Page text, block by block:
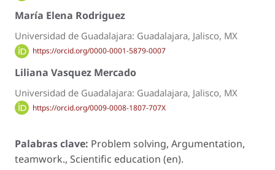
María Elena Rodriguez
Universidad de Guadalajara: Guadalajara, Jalisco, MX
https://orcid.org/0000-0001-5879-0007
Liliana Vasquez Mercado
Universidad de Guadalajara: Guadalajara, Jalisco, MX
https://orcid.org/0009-0008-1807-707X
Palabras clave: Problem solving, Argumentation,
teamwork., Scientific education (en).